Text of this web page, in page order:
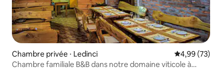
Chambre privée ⋅ Ledinci Évaluation
4,99 (73)
Chambre familiale B&B dans notre domaine viticole à